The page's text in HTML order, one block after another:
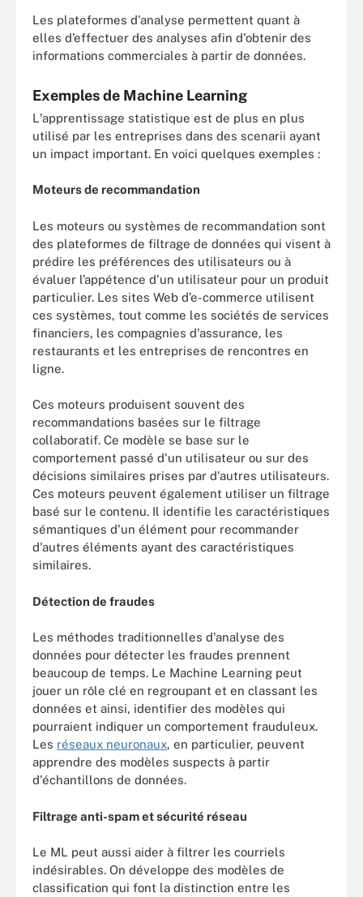
Les plateformes d'analyse permettent quant à
elles d’effectuer des analyses afin d'obtenir des
informations commerciales à partir de données.
Exemples de Machine Learning
L'apprentissage statistique est de plus en plus
utilisé par les entreprises dans des scenarii ayant
un impact important. En voici quelques exemples :
Moteurs de recommandation
Les moteurs ou systèmes de recommandation sont
des plateformes de filtrage de données qui visent à
prédire les préférences des utilisateurs ou à
évaluer l’appétence d'un utilisateur pour un produit
particulier. Les sites Web d’e-commerce utilisent
ces systèmes, tout comme les sociétés de services
financiers, les compagnies d'assurance, les
restaurants et les entreprises de rencontres en
ligne.
Ces moteurs produisent souvent des
recommandations basées sur le filtrage
collaboratif. Ce modèle se base sur le
comportement passé d'un utilisateur ou sur des
décisions similaires prises par d'autres utilisateurs.
Ces moteurs peuvent également utiliser un filtrage
basé sur le contenu. Il identifie les caractéristiques
sémantiques d'un élément pour recommander
d'autres éléments ayant des caractéristiques
similaires.
Détection de fraudes
Les méthodes traditionnelles d'analyse des
données pour détecter les fraudes prennent
beaucoup de temps. Le Machine Learning peut
jouer un rôle clé en regroupant et en classant les
données et ainsi, identifier des modèles qui
pourraient indiquer un comportement frauduleux.
Les réseaux neuronaux, en particulier, peuvent
apprendre des modèles suspects à partir
d'échantillons de données.
Filtrage anti-spam et sécurité réseau
Le ML peut aussi aider à filtrer les courriels
indésirables. On développe des modèles de
classification qui font la distinction entre les